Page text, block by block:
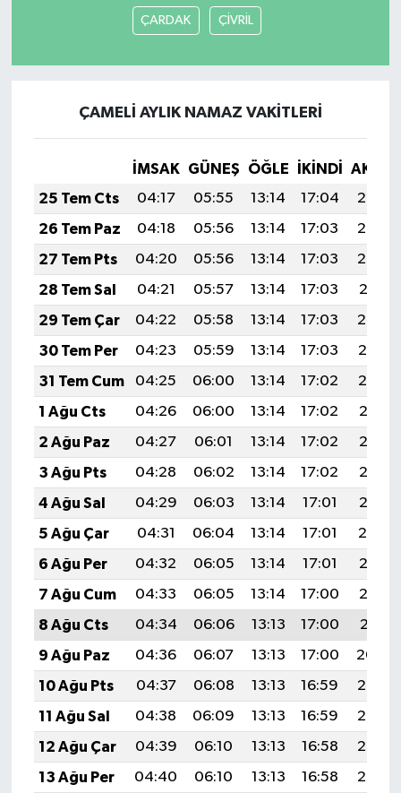
ÇARDAK ÇİVRİL
ÇAMELİ AYLIK NAMAZ VAKITLERI
İMSAK GÜNEŞ ÖĞLE İKINDI
25 Tem Cts
04:17 05:55 13:14 17:04
20:24
26 Tem Paz
04:18 05:56 13:14 17:03
20:23
27 Tem Pts
04:20 05:56 13:14 17:03
20:22
28 Tem Sal
04:21 05:57 13:14 17:03
20:21
29 Tem Çar
04:22 05:58 13:14 17:03
20:20
30 Tem Per
04:23 05:59 13:14 17:03
20:19
31 Tem Cum
04:25 06:00 13:14 17:02
20:19
1 Ağu Cts
04:26 06:00 13:14 17:02
20:18
2 Ağu Paz
04:27 06:01 13:14 17:02
20:17
3 Ağu Pts
04:28 06:02 13:14 17:02
20:16
4 Ağu Sal
04:29 06:03 13:14 17:01
20:15
5 Ağu Çar
04:31 06:04 13:14 17:01
20:14
6 Ağu Per
04:32 06:05 13:14 17:01
20:13
7 Ağu Cum
04:33 06:05 13:14 17:00
20:12
8 Ağu Cts
04:34 06:06 13:13 17:00
20:11
9 Ağu Paz
04:36 06:07 13:13 17:00
20:09
10 Ağu Pts
04:37 06:08 13:13 16:59
20:08
11 Ağu Sal
04:38 06:09 13:13 16:59
20:07
12 Ağu Çar
04:39 06:10 13:13 16:58
20:06
13 Ağu Per
04:40 06:10 13:13 16:58
20:05